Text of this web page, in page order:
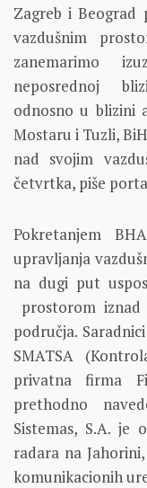
Zagreb i
vazdušnim
zanemarimo
neposrednoj
odnosno u blizini
Mostaru i Tuzli,
nad svojim
četvrtka, piše
Pokretanjem
upravljanja
na dugi put
prostorom iznad
područja.
SMATSA
privatna firma
prethodno
Sistemas, S.A. je
radara na
komunikacionih